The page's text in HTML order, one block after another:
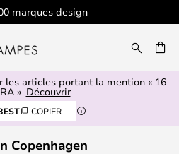
marques design
les articles portant la mention « 16
» Découvrir
COPIER
Copenhagen